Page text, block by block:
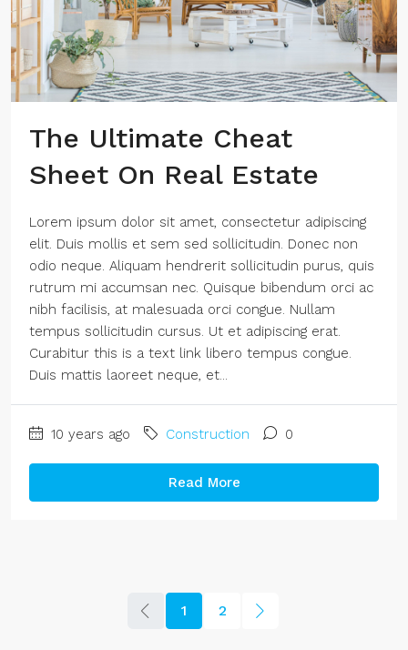
The Ultimate Cheat
Sheet On Real Estate
Lorem ipsum dolor sit amet, consectetur adipiscing
elit. Duis mollis et sem sed sollicitudin. Donec non
odio neque. Aliquam hendrerit sollicitudin purus, quis
rutrum mi accumsan nec. Quisque bibendum orci ac
nibh facilisis, at malesuada orci congue. Nullam
tempus sollicitudin cursus. Ut et adipiscing erat.
Curabitur this is a text link libero tempus congue.
Duis mattis laoreet neque, et...
10 years ago Construction 0
Read More
1 2